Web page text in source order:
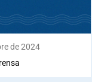
de 2024